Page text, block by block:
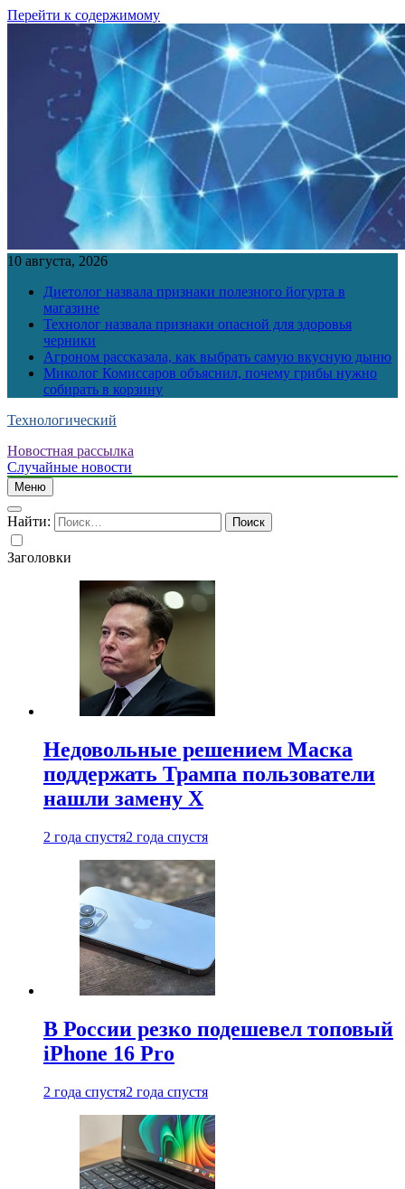
Перейти к содержимому
10 августа, 2026
Диетолог назвала признаки полезного йогурта в
магазине
Технолог назвала признаки опасной для здоровья
черники
Агроном рассказала, как выбрать самую вкусную дыню
Миколог Комиссаров объяснил, почему грибы нужно
собирать в корзину
Технологический
Новостная рассылка
Случайные новости
Меню
Найти:
Заголовки
Недовольные решением Маска
поддержать Трампа пользователи
нашли замену X
2 года спустя2 года спустя
В России резко подешевел топовый
iPhone 16 Pro
2 года спустя2 года спустя